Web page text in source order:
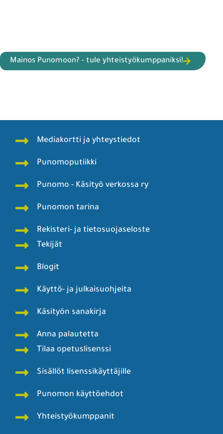
Mainos Punomoon? - tule yhteistyökumppaniksi!
Mediakortti ja yhteystiedot
Punomoputiikki
Punomo - Käsityö verkossa ry
Punomon tarina
Rekisteri- ja tietosuojaseloste
Tekijät
Blogit
Käyttö- ja julkaisuohjeita
Käsityön sanakirja
Anna palautetta
Tilaa opetuslisenssi
Sisällöt lisenssikäyttäjille
Punomon käyttöehdot
Yhteistyökumppanit